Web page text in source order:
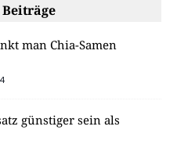
man Chia-Samen
günstiger sein als